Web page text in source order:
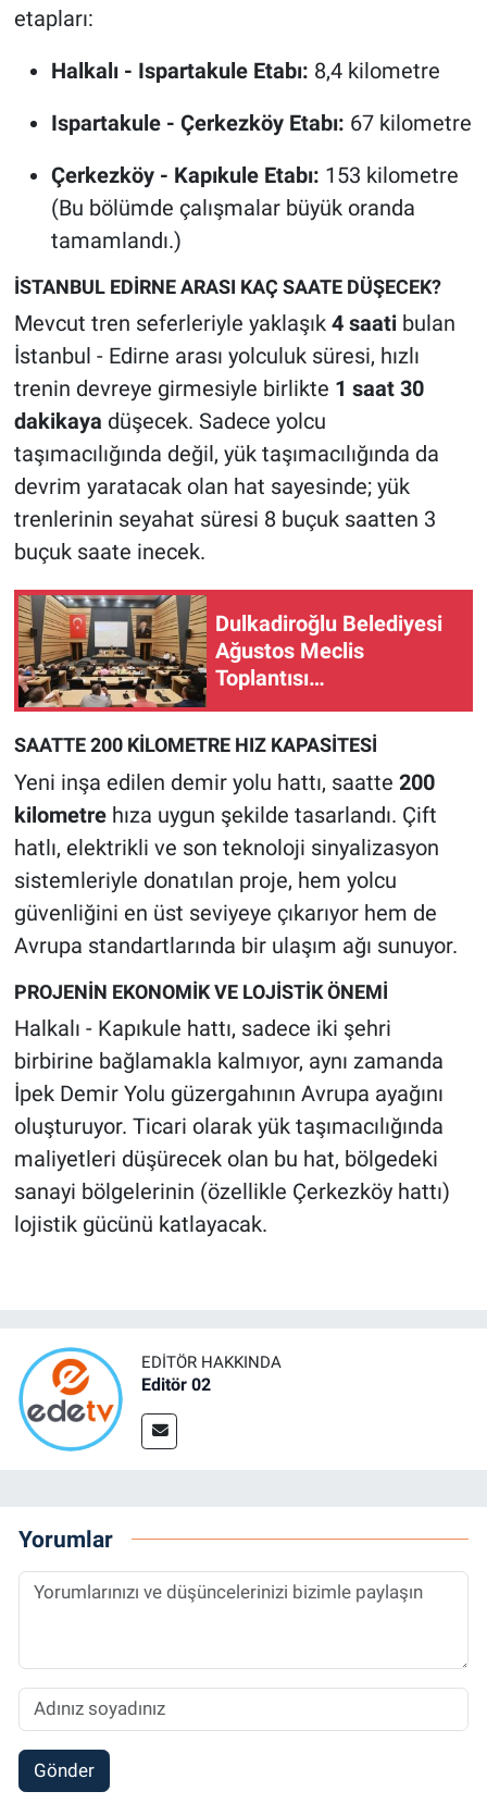
etapları:
Halkalı - Ispartakule Etabı: 8,4 kilometre
Ispartakule - Çerkezköy Etabı: 67 kilometre
Çerkezköy - Kapıkule Etabı: 153 kilometre
(Bu bölümde çalışmalar büyük oranda
tamamlandı.)
İSTANBUL EDİRNE ARASI KAÇ SAATE DÜŞECEK?
Mevcut tren seferleriyle yaklaşık 4 saatibulan
İstanbul - Edirne arası yolculuk süresi, hızlı
trenin devreye girmesiyle birlikte 1 saat 30
dakikaya düşecek. Sadece yolcu
taşımacılığında değil, yük taşımacılığında da
devrim yaratacak olan hat sayesinde; yük
trenlerinin seyahat süresi 8 buçuk saatten 3
buçuk saate inecek.
Dulkadiroğlu Belediyesi
Ağustos Meclis
Toplantısı
Gerçekleştirildi!
SAATTE 200 KİLOMETRE HIZ KAPASİTESİ
Yeni inşa edilen demir yolu hattı, saatte 200
kilometrehıza uygun şekilde tasarlandı. Çift
hatlı, elektrikli ve son teknoloji sinyalizasyon
sistemleriyle donatılan proje, hem yolcu
güvenliğini en üst seviyeye çıkarıyor hem de
Avrupa standartlarında bir ulaşım ağı sunuyor.
PROJENİN EKONOMİK VE LOJİSTİK ÖNEMİ
Halkalı - Kapıkule hattı, sadece iki şehri
birbirine bağlamakla kalmıyor, aynı zamanda
İpek Demir Yolu güzergahının Avrupa ayağını
oluşturuyor. Ticari olarak yük taşımacılığında
maliyetleri düşürecek olan bu hat, bölgedeki
sanayi bölgelerinin (özellikle Çerkezköy hattı)
lojistik gücünü katlayacak.
EDITÖR HAKKINDA
Editör 02
Yorumlar
Gönder